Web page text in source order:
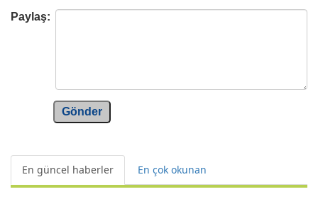
Paylaş:
Gönder
En güncel haberler En çok okunan